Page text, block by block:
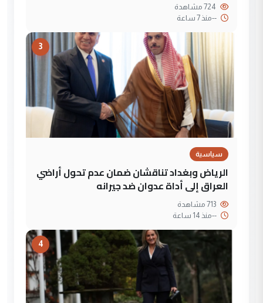
--منذ 7 ساعة
3
سياسية
الرياض وبغداد تناقشان ضمان عدم تحول أراضي
العراق إلى أداة عدوان ضد جيرانه
--منذ 14 ساعة
4